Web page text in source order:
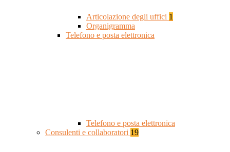
Articolazione degli uffici 1
Organigramma
Telefono e posta elettronica
Telefono e posta elettronica
Consulenti e collaboratori 19